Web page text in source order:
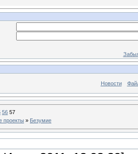
Новости
56 57
проекты » Безумие